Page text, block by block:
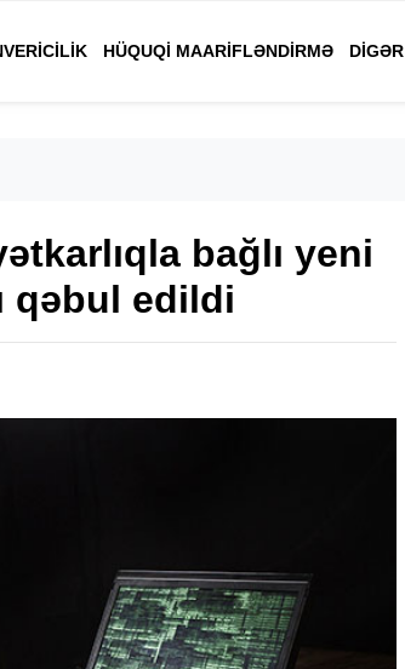
HÜQUQI MAARIFLƏNDIRMƏ DIGƏR
bağlı yeni
qəbul edildi